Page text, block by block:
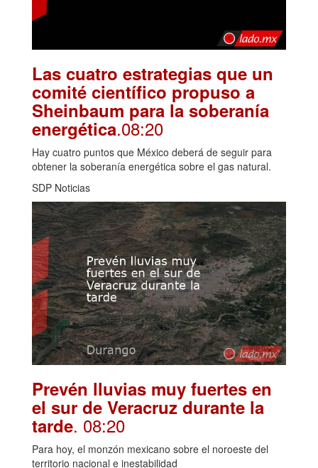
Las cuatro estrategias que un
comité científico propuso a
Sheinbaum para la soberanía
energética.08:20
Hay cuatro puntos que México deberá de seguir para
obtener la soberanía energética sobre el gas natural.
SDP Noticias
Prevén lluvias muy fuertes en
el sur de Veracruz durante la
tarde. 08:20
Para hoy, el monzón mexicano sobre el noroeste del
territorio nacional e inestabilidad